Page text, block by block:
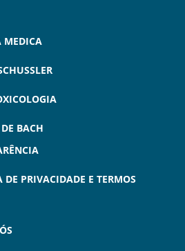
MEDICA
BACH
DE PRIVACIDADE E TERMOS